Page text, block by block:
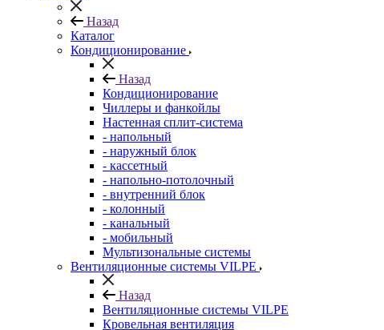
Назад
Каталог
Кондиционирование
Назад
Кондиционирование
Чиллеры и фанкойлы
Настенная сплит-система
- напольный
- наружный блок
- кассетный
- напольно-потолочный
- внутренний блок
- колонный
- канальный
- мобильный
Мультизональные системы
Вентиляционные системы VILPE
Назад
Вентиляционные системы VILPE
Кровельная вентиляция